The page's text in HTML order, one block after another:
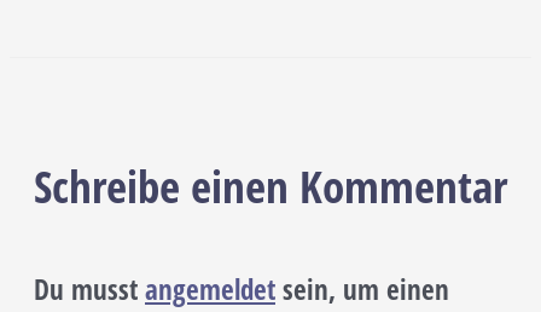
Schreibe einen Kommentar
Du musstangemeldetsein, um einen